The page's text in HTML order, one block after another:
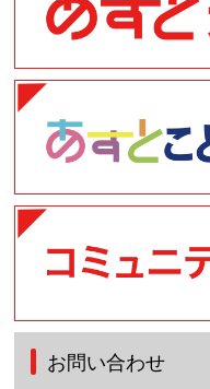
お問い合わせ